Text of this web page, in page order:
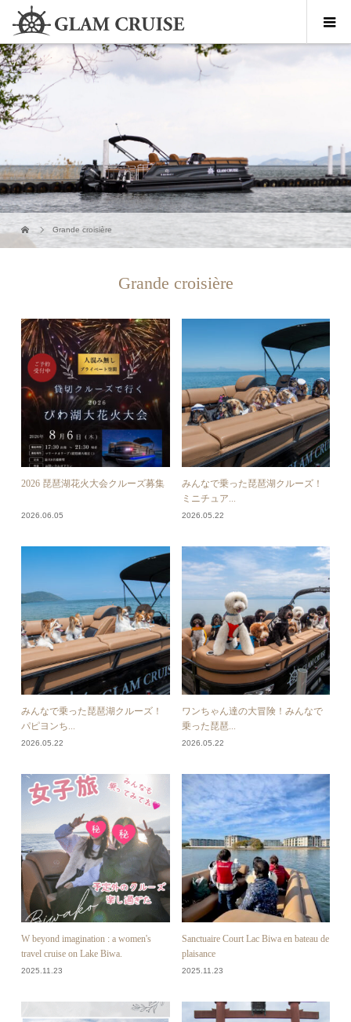
Grande croisière
Grande croisière
2026 琵琶湖花火大会クルーズ募集
2026.06.05
みんなで乗った琵琶湖クルーズ！
ミニチュア...
2026.05.22
みんなで乗った琵琶湖クルーズ！
パピヨンち...
2026.05.22
ワンちゃん達の大冒険！みんなで
乗った琵琶...
2026.05.22
W beyond imagination : a women's
travel cruise on Lake Biwa.
2025.11.23
Sanctuaire Court Lac Biwa en bateau de
plaisance
2025.11.23